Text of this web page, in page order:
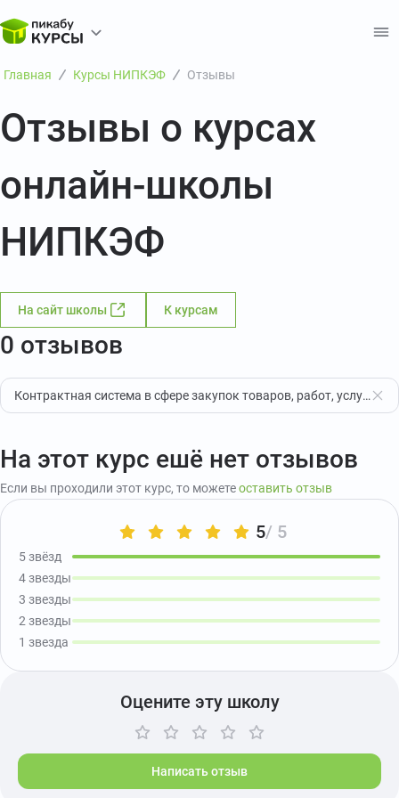
Главная Курсы НИПКЭФ Отзывы
Отзывы о курсах
онлайн-школы
НИПКЭФ
На сайт школы К курсам
0 отзывов
Контрактная система в сфере закупок товаров, работ, услуг для обеспечения государственных и муниципальных нужд (260 ч.)
На этот курс ешё нет отзывов
Если вы проходили этот курс, то можетеоставить отзыв
5/ 5
5 звёзд
4 звезды
3 звезды
2 звезды
1 звезда
Оцените эту школу
Написать отзыв